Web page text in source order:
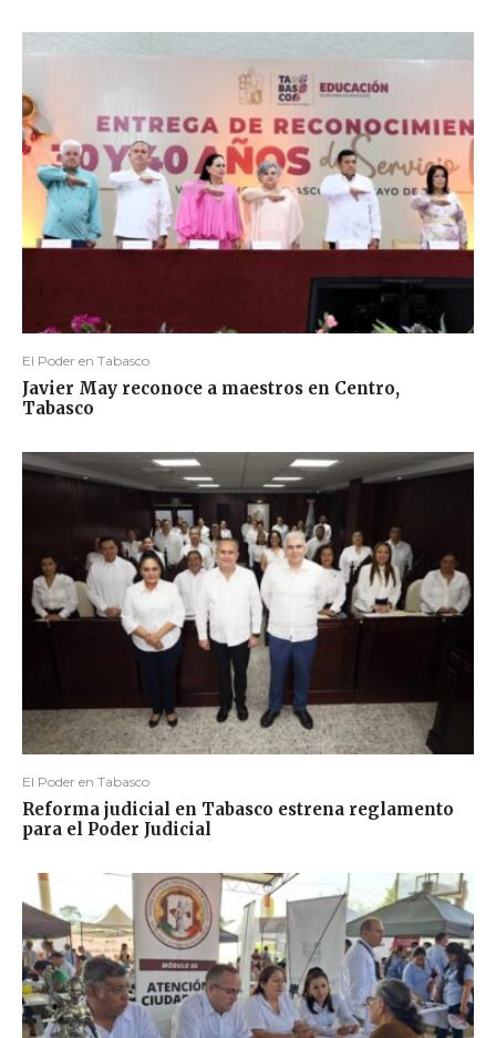
El Poder en Tabasco
Javier May reconoce a maestros en Centro,
Tabasco
El Poder en Tabasco
Reforma judicial en Tabasco estrena reglamento
para el Poder Judicial